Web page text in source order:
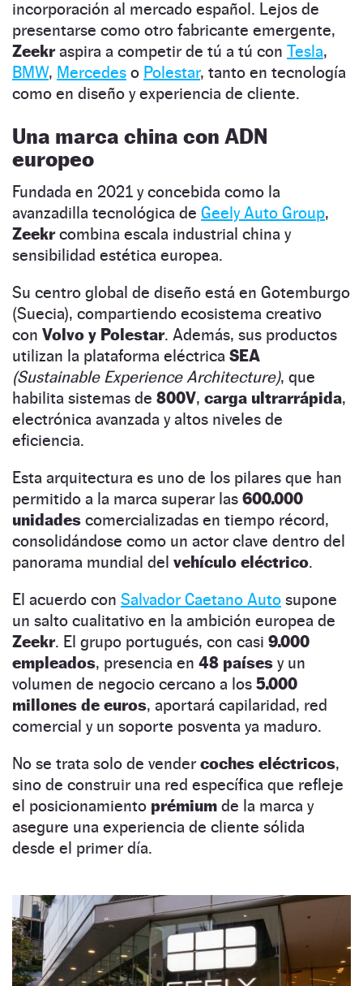
incorporación al mercado español. Lejos de
presentarse como otro fabricante emergente,
Zeekraspira a competir de tú a tú con Tesla,
BMW, Mercedes o Polestar, tanto en tecnología
como en diseño y experiencia de cliente.
Una marca china con ADN
europeo
Fundada en 2021 y concebida como la
avanzadilla tecnológica de Geely Auto Group,
Zeekrcombina escala industrial china y
sensibilidad estética europea.
Su centro global de diseño está en Gotemburgo
(Suecia), compartiendo ecosistema creativo
con Volvo y Polestar. Además, sus productos
utilizan la plataforma eléctrica SEA
(Sustainable Experience Architecture), que
habilita sistemas de 800V, carga ultrarrápida,
electrónica avanzada y altos niveles de
eficiencia.
Esta arquitectura es uno de los pilares que han
permitido a la marca superar las 600.000
unidades comercializadas en tiempo récord,
consolidándose como un actor clave dentro del
panorama mundial del vehículo eléctrico.
El acuerdo con Salvador Caetano Auto supone
un salto cualitativo en la ambición europea de
Zeekr. El grupo portugués, con casi 9.000
empleados, presencia en 48 países y un
volumen de negocio cercano a los 5.000
millones de euros, aportará capilaridad, red
comercial y un soporte posventa ya maduro.
No se trata solo de vender coches eléctricos,
sino de construir una red específica que refleje
el posicionamiento prémium de la marca y
asegure una experiencia de cliente sólida
desde el primer día.